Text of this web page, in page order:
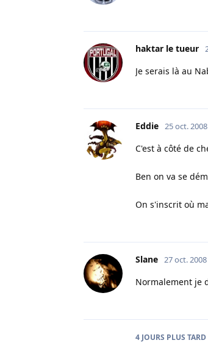
haktar le tueur
Je serais là au
Eddie 25 oct. 2008
C'est à côté de
Ben on va se
On s'inscrit où
Slane 27 oct. 2008
Normalement je
4 JOURS PLUS TARD